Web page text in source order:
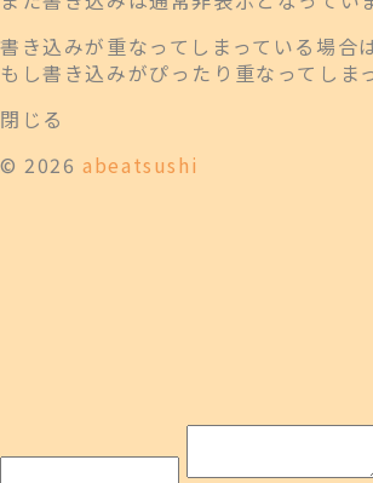
書き込みが重なってしまっている場
もし書き込みがぴったり重なってし
閉じる
© 2026abeatsushi